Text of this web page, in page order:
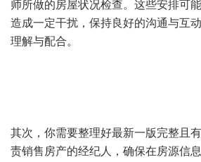
师所做的房屋状况检查。这些安排可
造成一定干扰，保持良好的沟通与互
理解与配合。
其次，你需要整理好最新一版完整且
责销售房产的经纪人，确保在房源信